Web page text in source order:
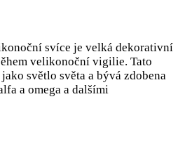
svíce je velká dekorativní
velikonoční vigilie. Tato
světlo světa a bývá zdobena
a omega a dalšími